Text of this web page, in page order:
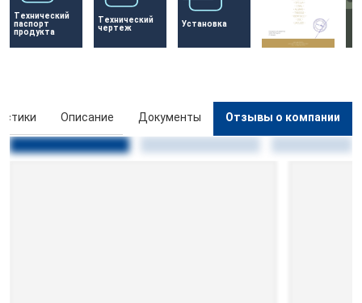
Технический
паспорт
продукта
Технический
чертеж
Установка
Описание Документы Отзывы о компании